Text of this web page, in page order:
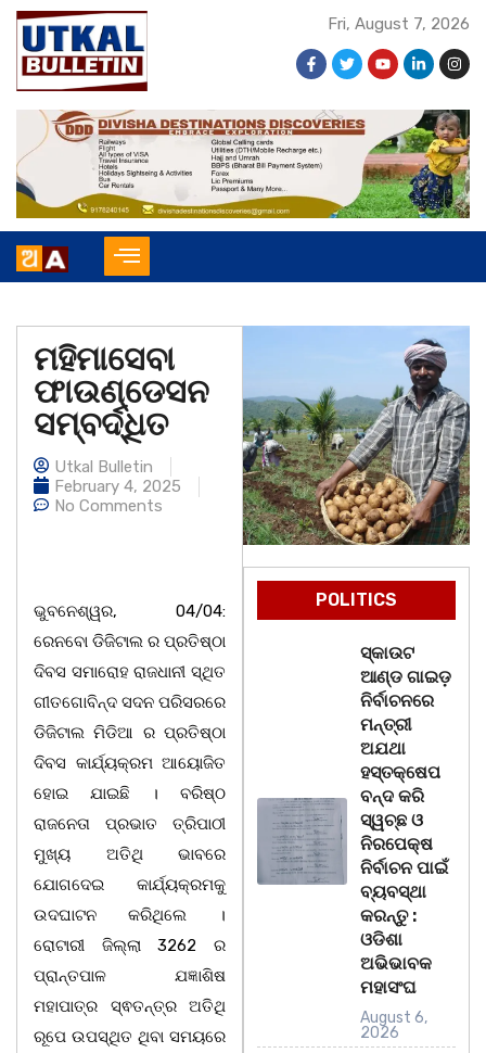
Fri, August 7, 2026
ମହିମାସେବା
ଫାଉଣ୍ଡେସନ
ସମ୍ବର୍ଦ୍ଧିତ
Utkal Bulletin
February 4, 2025
No Comments
ଭୁବନେଶ୍ୱର, 04/04:
ରେନବୋ ଡିଜିଟାଲ ର ପ୍ରତିଷ୍ଠା
ଦିବସ ସମାରୋହ ରାଜଧାନୀ ସ୍ଥିତ
ଗୀତଗୋବିନ୍ଦ ସଦନ ପରିସରରେ
ଡିଜିଟାଲ ମିଡିଆ ର ପ୍ରତିଷ୍ଠା
ଦିବସ କାର୍ଯ୍ୟକ୍ରମ ଆୟୋଜିତ
ହୋଇ ଯାଇଛି । ବରିଷ୍ଠ
ରାଜନେତା ପ୍ରଭାତ ତ୍ରିପାଠୀ
ମୁଖ୍ୟ ଅତିଥି ଭାବରେ
ଯୋଗଦେଇ କାର୍ଯ୍ୟକ୍ରମକୁ
ଉଦଘାଟନ କରିଥିଲେ ।
ରୋଟାରୀ ଜିଲ୍ଲା 3262 ର
ପ୍ରାନ୍ତପାଳ ଯଜ୍ଞାଶିଷ
ମହାପାତ୍ର ସ୍ଵତନ୍ତ୍ର ଅତିଥି
ରୂପେ ଉପସ୍ଥିତ ଥିବା ସମୟରେ
POLITICS
ସ୍କାଉଟ
ଆଣ୍ଡ ଗାଇଡ଼
ନିର୍ବାଚନରେ
ମନ୍ତ୍ରୀ
ଅଯଥା
ହସ୍ତକ୍ଷେପ
ବନ୍ଦ କରି
ସ୍ୱଚ୍ଛ ଓ
ନିରପେକ୍ଷ
ନିର୍ବାଚନ ପାଇଁ
ବ୍ୟବସ୍ଥା
କରନ୍ତୁ :
ଓଡିଶା
ଅଭିଭାବକ
ମହାସଂଘ
August 6,
2026